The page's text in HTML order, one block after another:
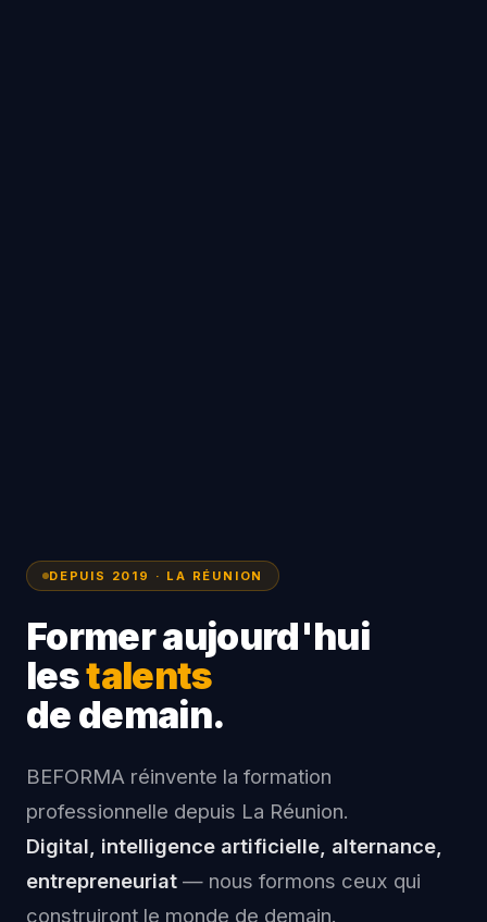
DEPUIS 2019 · LA RÉUNION
Former aujourd'hui
lestalents
de demain.
BEFORMA réinvente la formation
professionnelle depuis La Réunion.
Digital, intelligence artificielle, alternance,
entrepreneuriat — nous formons ceux qui
construiront le monde de demain.